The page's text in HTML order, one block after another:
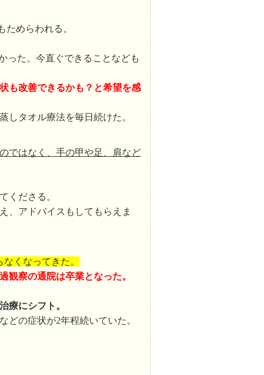
めらわれる。
った。今直ぐできることなども
も改善できるかも？と希望を感
しタオル療法を毎日続けた。
ではなく、手の甲や足、肩など
くださる。
、アドバイスもしてもらえま
くなってきた。
観察の通院は卒業となった。
療にシフト。
どの症状が2年程続いていた。